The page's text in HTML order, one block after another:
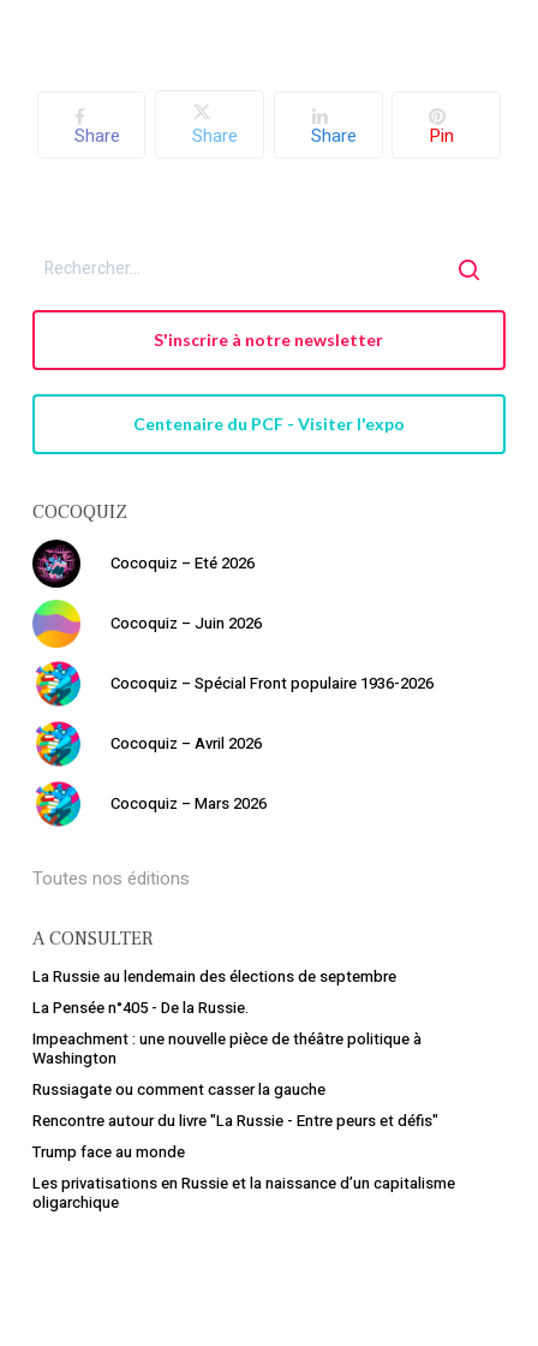
Share Share Share Pin
S'inscrire à notre newsletter
Centenaire du PCF - Visiter l'expo
COCOQUIZ
Cocoquiz – Eté 2026
Cocoquiz – Juin 2026
Cocoquiz – Spécial Front populaire 1936-2026
Cocoquiz – Avril 2026
Cocoquiz – Mars 2026
Toutes nos éditions
A CONSULTER
La Russie au lendemain des élections de septembre
La Pensée n°405 - De la Russie.
Impeachment : une nouvelle pièce de théâtre politique à
Washington
Russiagate ou comment casser la gauche
Rencontre autour du livre "La Russie - Entre peurs et défis"
Trump face au monde
Les privatisations en Russie et la naissance d’un capitalisme
oligarchique